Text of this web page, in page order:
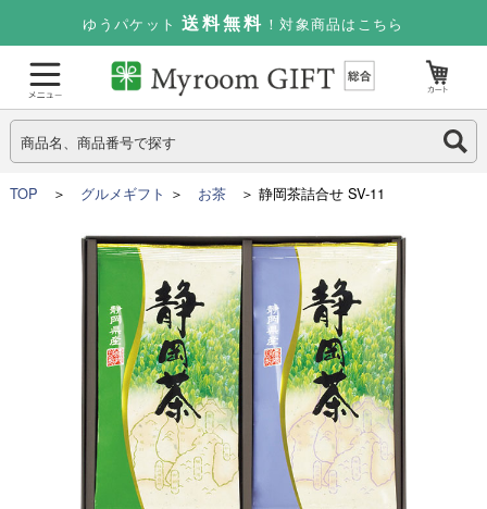
ゆうパケット 送料無料 ！対象商品はこちら
TOP ＞ グルメギフト ＞ お茶＞ 静岡茶詰合せ SV-11